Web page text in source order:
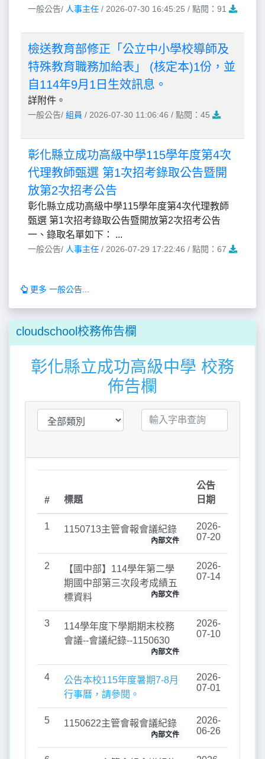
一般公告/ 人事主任 / 2026-07-30 16:45:25 / 點閱：91
檢送教育部修正「公立中小學校導師及
特殊教育職務加給表」 (核定本)1份，並
自114年9月1日生效訊息。
詳附件。
一般公告/ 組員 / 2026-07-30 11:06:46 / 點閱：45
彰化縣立成功高級中學115學年度第4次
代理教師甄選 第1次招考錄取公告暨開
放第2次招考公告
彰化縣立成功高級中學115學年度第4次代理教師
甄選 第1次招考錄取公告暨開放第2次招考公告
一、錄取名單如下： ...
一般公告/ 人事主任 / 2026-07-29 17:22:46 / 點閱：67
更多 一般公告...
cloudschool校務佈告欄